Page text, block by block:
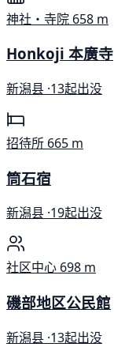
神社・寺院 658 m
Honkoji 本廣寺
新潟县 ·13起出没
招待所 665 m
筒石宿
新潟县 ·19起出没
社区中心 698 m
磯部地区公民館
新潟县 ·13起出没